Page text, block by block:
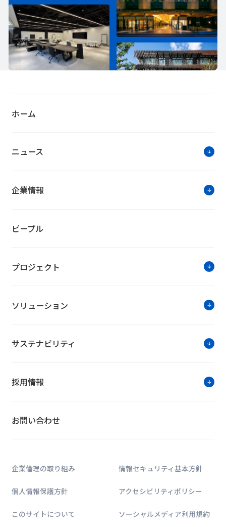
ホーム
ニュース
企業情報
ピープル
プロジェクト
ソリューション
サステナビリティ
採用情報
お問い合わせ
企業倫理の取り組み 情報セキュリティ基本方針
個人情報保護方針 アクセシビリティポリシー
このサイトについて ソーシャルメディア利用規約